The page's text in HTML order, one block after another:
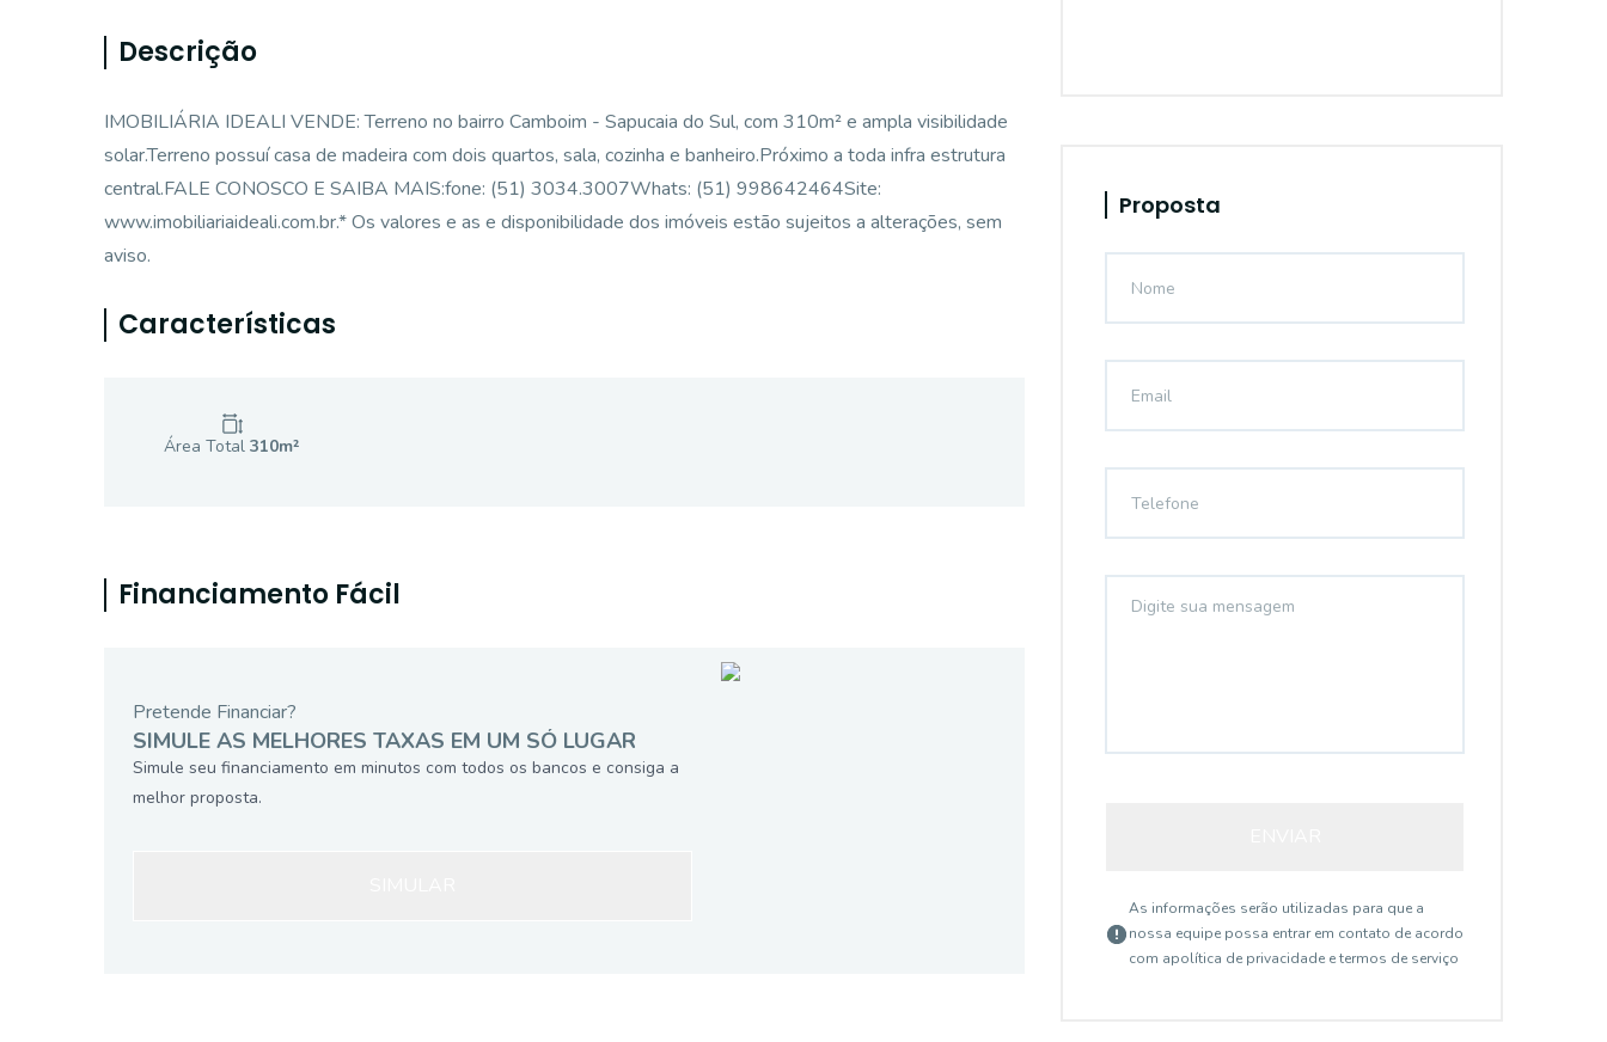
Descrição
IMOBILIÁRIA IDEALI VENDE: Terreno no bairro Camboim - Sapucaia do Sul, com 310m² e ampla visibilidade
solar.Terreno possuí casa de madeira com dois quartos, sala, cozinha e banheiro.Próximo a toda infra estrutura
central.FALE CONOSCO E SAIBA MAIS:fone: (51) 3034.3007Whats: (51) 998642464Site:
www.imobiliariaideali.com.br.* Os valores e as e disponibilidade dos imóveis estão sujeitos a alterações, sem
aviso.
Características
Área Total 310m²
Financiamento Fácil
Pretende Financiar?
SIMULE AS MELHORES TAXAS EM UM SÓ LUGAR
Simule seu financiamento em minutos com todos os bancos e consiga a
melhor proposta.
Proposta
As informações serão utilizadas para que a
nossa equipe possa entrar em contato de acordo
com apolítica de privacidade e termos de serviço